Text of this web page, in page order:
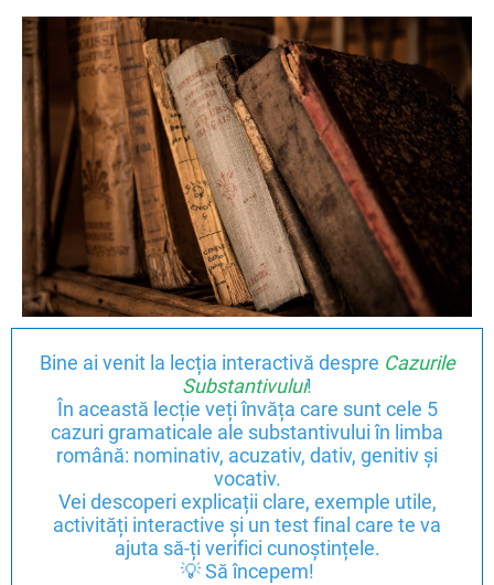
Bine ai venit la lecția interactivă despre Cazurile
Substantivului!
În această lecție veți învăța care sunt cele 5
cazuri gramaticale ale substantivului în limba
română: nominativ, acuzativ, dativ, genitiv și
vocativ.
Vei descoperi explicații clare, exemple utile,
activități interactive și un test final care te va
ajuta să-ți verifici cunoștințele.
💡 Să începem!